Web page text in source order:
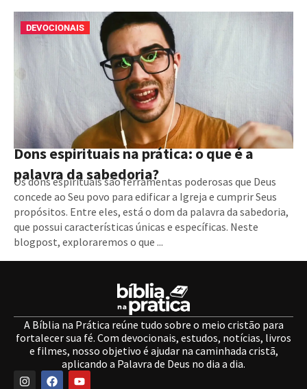
DEVOCIONAIS
Dons espirituais na prática: o que é a
palavra da sabedoria?
Os dons espirituais são ferramentas poderosas que Deus
concede ao Seu povo para edificar a Igreja e cumprir Seus
propósitos. Entre eles, está o dom da palavra da sabedoria,
que possui características únicas e específicas. Neste
blogpost, exploraremos o que ...
A Bíblia na Prática reúne tudo sobre o meio cristão para
fortalecer sua fé. Com devocionais, estudos, notícias, livros
e filmes, nosso objetivo é ajudar na caminhada cristã,
aplicando a Palavra de Deus no dia a dia.